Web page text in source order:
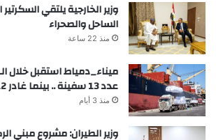
وزير الخارجية يلتقي
الساحل والصحراء
منذ 22 ساعة
عدد 13 سفينة .. بينما غادر 12 سفينة
منذ 3 أيام